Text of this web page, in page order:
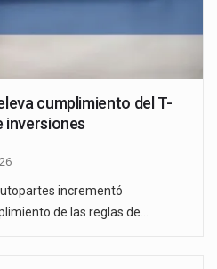
cumplimiento del T-
inversiones
incrementó
de las reglas de…